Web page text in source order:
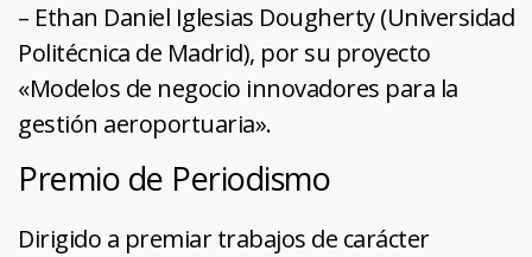
– Ethan Daniel Iglesias Dougherty (Universidad
Politécnica de Madrid), por su proyecto
«Modelos de negocio innovadores para la
gestión aeroportuaria».
Premio de Periodismo
Dirigido a premiar trabajos de carácter